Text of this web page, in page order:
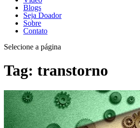
Blogs
Seja Doador
Sobre
Contato
Selecione a página
Tag: transtorno